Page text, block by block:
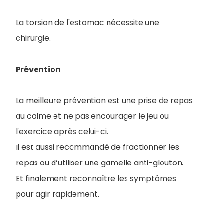
La torsion de l'estomac nécessite une
chirurgie.
Prévention
La meilleure prévention est une prise de repas
au calme et ne pas encourager le jeu ou
l'exercice après celui-ci.
Il est aussi recommandé de fractionner les
repas ou d’utiliser une gamelle anti-glouton.
Et finalement reconnaître les symptômes
pour agir rapidement.